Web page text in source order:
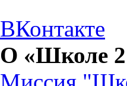
ВКонтакте
О «Школе